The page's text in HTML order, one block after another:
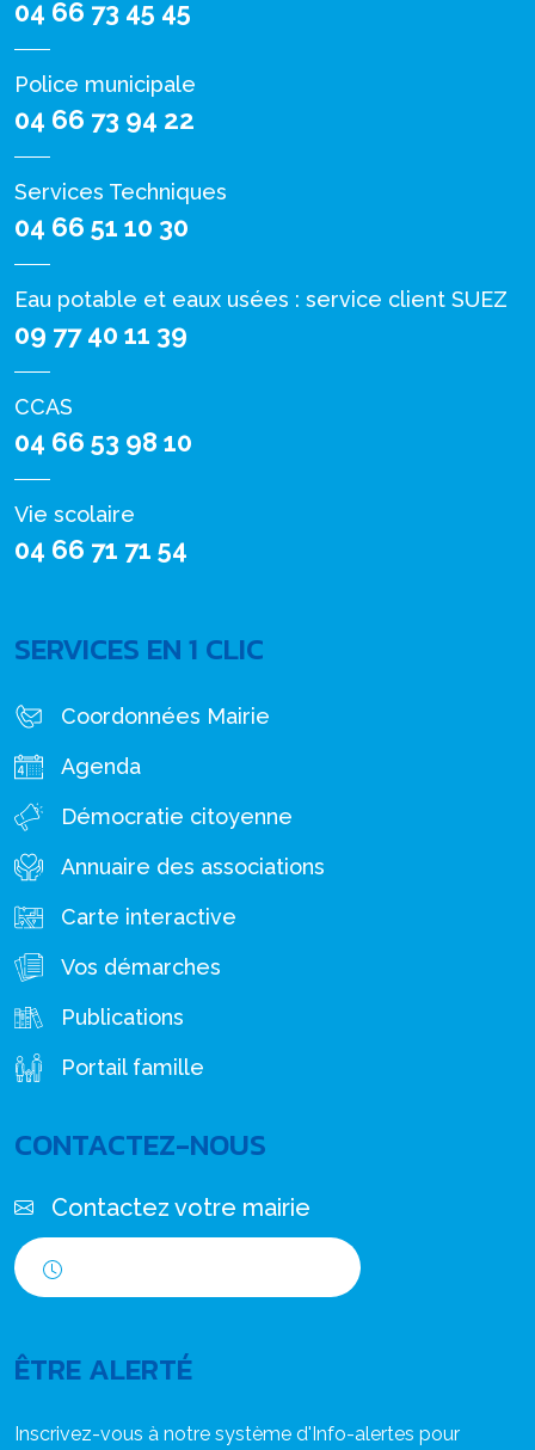
04 66 73 45 45
Police municipale
04 66 73 94 22
Services Techniques
04 66 51 10 30
Eau potable et eaux usées : service client SUEZ
09 77 40 11 39
CCAS
04 66 53 98 10
Vie scolaire
04 66 71 71 54
SERVICES EN 1 CLIC
Coordonnées Mairie
Agenda
Démocratie citoyenne
Annuaire des associations
Carte interactive
Vos démarches
Publications
Portail famille
CONTACTEZ-NOUS
Contactez votre mairie
ÊTRE ALERTÉ
Inscrivez-vous à notre système d'Info-alertes pour